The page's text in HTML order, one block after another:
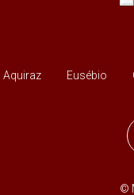
Aquiraz Eusébio
©